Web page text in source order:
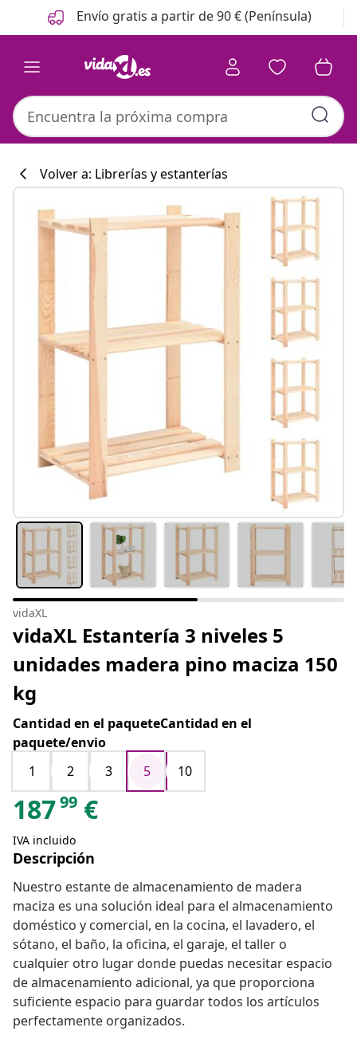
Anterior
Siguiente Envío gratis a partir de 90 € (Península)
Volver a: Librerías y estanterías
vidaXL
vidaXL Estantería 3 niveles 5
unidades madera pino maciza 150
kg
Cantidad en el paqueteCantidad en el
paquete/envio
1
2 3 5 10
18799 €
IVA incluido
Descripción
Nuestro estante de almacenamiento de madera
maciza es una solución ideal para el almacenamiento
doméstico y comercial, en la cocina, el lavadero, el
sótano, el baño, la oficina, el garaje, el taller o
cualquier otro lugar donde puedas necesitar espacio
de almacenamiento adicional, ya que proporciona
suficiente espacio para guardar todos los artículos
perfectamente organizados.